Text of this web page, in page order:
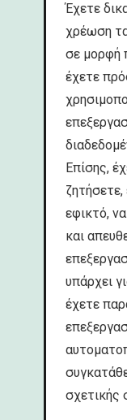
Έχετε
χρέωση
σε μορφή
έχετε
Επίσης,
ζητήσετε,
εφικτό,
και
υπάρχει
έχετε
σχετικής